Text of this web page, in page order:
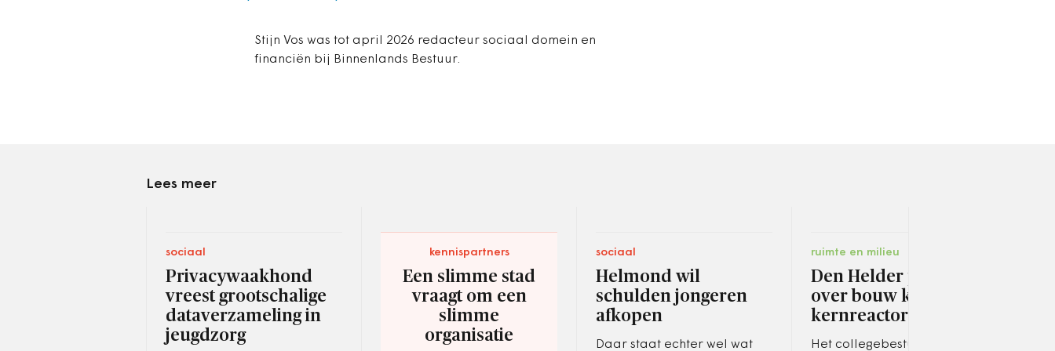
Stijn Vos was tot april 2026 redacteur sociaal domein en
financiën bij Binnenlands Bestuur.
Lees meer
sociaal
Privacywaakhond
vreest grootschalige
dataverzameling in
jeugdzorg
kennispartners
Een slimme stad
vraagt om een
slimme
organisatie
sociaal
Helmond wil
schulden jongeren
afkopen
Daar staat echter wel wat
ruimte en milieu
Den Helder praat
over bouw kleine
kernreactor
Het collegebestuur doet